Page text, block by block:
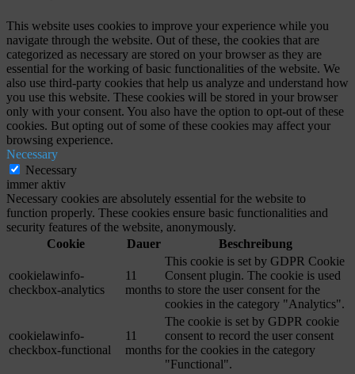
This website uses cookies to improve your experience while you
navigate through the website. Out of these, the cookies that are
categorized as necessary are stored on your browser as they are
essential for the working of basic functionalities of the website. We
also use third-party cookies that help us analyze and understand how
you use this website. These cookies will be stored in your browser
only with your consent. You also have the option to opt-out of these
cookies. But opting out of some of these cookies may affect your
browsing experience.
Necessary
Necessary
immer aktiv
Necessary cookies are absolutely essential for the website to
function properly. These cookies ensure basic functionalities and
security features of the website, anonymously.
Cookie
Dauer Beschreibung
cookielawinfo-
checkbox-analytics
11
months
This cookie is set by GDPR Cookie
Consent plugin. The cookie is used
to store the user consent for the
cookies in the category "Analytics".
cookielawinfo-
checkbox-functional
11
months
The cookie is set by GDPR cookie
consent to record the user consent
for the cookies in the category
"Functional".